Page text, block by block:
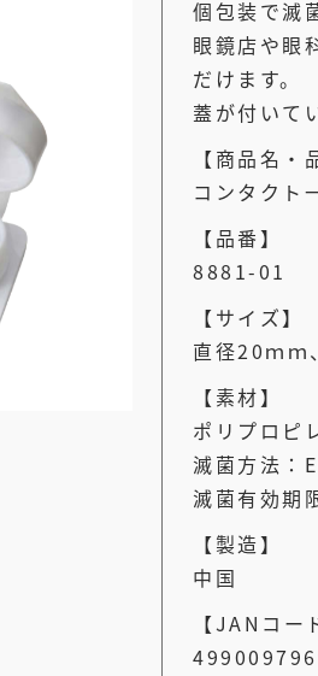
個包装で滅
眼鏡店や眼
だけます。
蓋が付いて
【商品名・
コンタクト
【品番】
8881-01
【サイズ】
直径20ｍｍ
【素材】
ポリプロピ
滅菌方法：
滅菌有効期
【製造】
中国
【JANコー